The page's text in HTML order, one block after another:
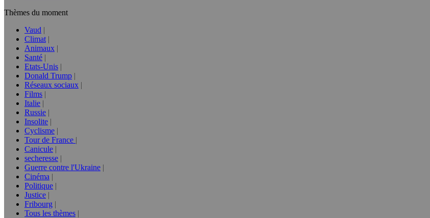
Thèmes du moment
Vaud
Climat
Animaux
Santé
Etats-Unis
Donald Trump
Réseaux sociaux
Films
Italie
Russie
Insolite
Cyclisme
Tour de France
Canicule
secheresse
Guerre contre l'Ukraine
Cinéma
Politique
Justice
Fribourg
Tous les thèmes